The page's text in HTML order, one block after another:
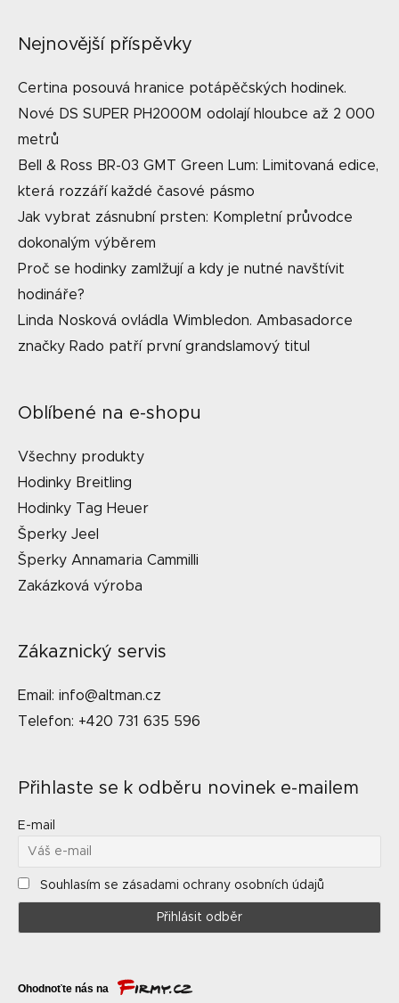
Nejnovější příspěvky
Certina posouvá hranice potápěčských hodinek.
Nové DS SUPER PH2000M odolají hloubce až 2 000
metrů
Bell & Ross BR-03 GMT Green Lum: Limitovaná edice,
která rozzáří každé časové pásmo
Jak vybrat zásnubní prsten: Kompletní průvodce
dokonalým výběrem
Proč se hodinky zamlžují a kdy je nutné navštívit
hodináře?
Linda Nosková ovládla Wimbledon. Ambasadorce
značky Rado patří první grandslamový titul
Oblíbené na e-shopu
Všechny produkty
Hodinky Breitling
Hodinky Tag Heuer
Šperky Jeel
Šperky Annamaria Cammilli
Zakázková výroba
Zákaznický servis
Email: info@altman.cz
Telefon: +420 731 635 596
Přihlaste se k odběru novinek e-mailem
E-mail
Souhlasím se zásadami ochrany osobních údajů